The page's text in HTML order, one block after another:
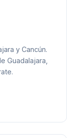
y Cancún.
Guadalajara,